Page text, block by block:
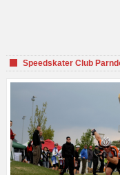
Speedskater Club